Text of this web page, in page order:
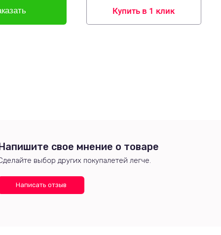
Купить в 1 клик
свое мнение о товаре
выбор других покупалетей легче.
Написать отзыв